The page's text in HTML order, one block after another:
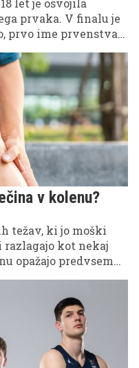
let je osvojila
prvaka. V finalu je
prvo ime prvenstva
za najkoristnejšega
v kolenu?
težav, ki jo moški
razlagajo kot nekaj
opažajo predvsem
tem v kolenu
lahko hodite,
razloga za paniko.
redko začne boleti
kronična bolečina reši